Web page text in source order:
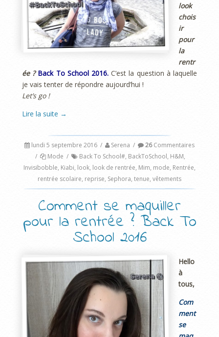
look
chois
ir
pour
la
rentr
ée ? Back To School 2016. C’est la question à laquelle
je vais tenter de répondre aujourd’hui !
Let’s go !
Lire la suite →
lundi 5 septembre 2016 / Serena / 26Commentaires
/
Mode / Back To School#, BackToSchool, H&M,
Invisibobble, Kiabi, look, look de rentrée, Mim, mode, Rentrée,
rentrée scolaire, reprise, Sephora, tenue, vêtements
Comment se maquiller
pour la rentrée ? Back To
School 2016
Hello
à
tous,
Com
ment
se